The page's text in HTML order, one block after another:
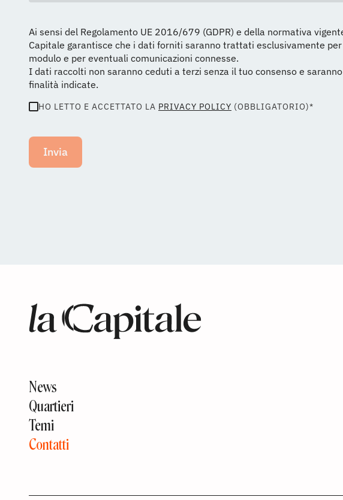
Ai sensi del Regolamento UE 2016/679 (GDPR) e della normativa
Capitale garantisce che i dati forniti saranno trattati esclusivamente
modulo e per eventuali comunicazioni connesse.
I dati raccolti non saranno ceduti a terzi senza il tuo consenso e
finalità indicate.
HO LETTO E ACCETTATO LA PRIVACY POLICY (OBBLIGATORIO)*
Invia
News
Quartieri
Temi
Contatti